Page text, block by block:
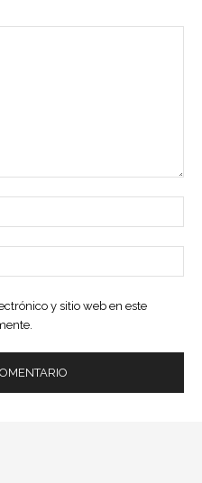
y sitio web en este